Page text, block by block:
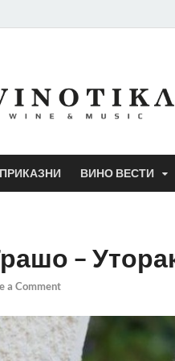
ВИНО ВЕСТИ
–
a Comment